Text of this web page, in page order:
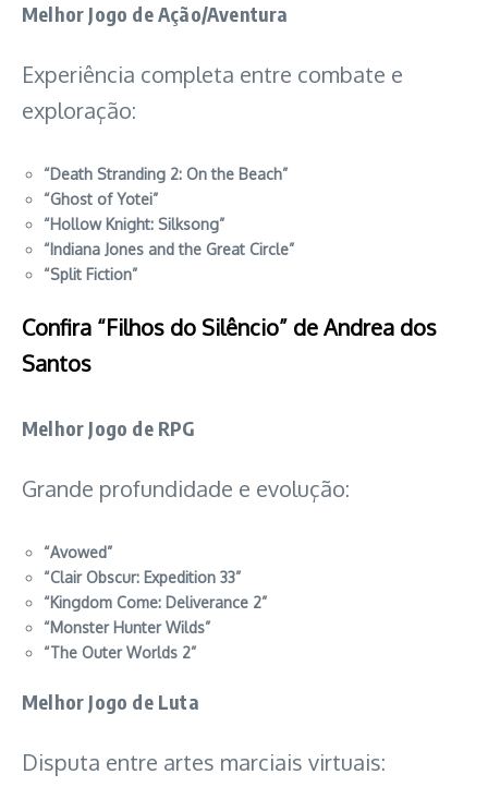
Melhor Jogo de Ação/Aventura
Experiência completa entre combate e
exploração:
“Death Stranding 2: On the Beach”
“Ghost of Yotei”
“Hollow Knight: Silksong”
“Indiana Jones and the Great Circle”
“Split Fiction”
Confira “Filhos do Silêncio” de Andrea dos
Santos
Melhor Jogo de RPG
Grande profundidade e evolução:
“Avowed”
“Clair Obscur: Expedition 33”
“Kingdom Come: Deliverance 2”
“Monster Hunter Wilds”
“The Outer Worlds 2”
Melhor Jogo de Luta
Disputa entre artes marciais virtuais: